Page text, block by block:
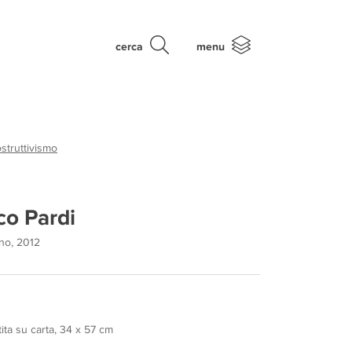
cerca menu
Pardi
2012
su carta, 34 x 57 cm